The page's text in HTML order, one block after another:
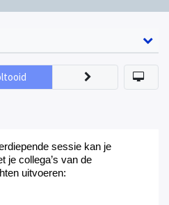
sessie kan je
je collega’s van de
en uitvoeren: